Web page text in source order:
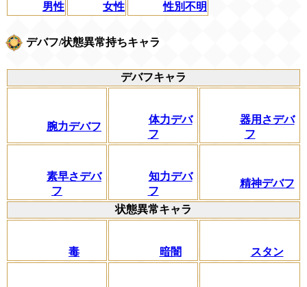
男性 女性 性別不明
デバフ/状態異常持ちキャラ
デバフキャラ
腕力デバフ
体力デバ
フ
器用さデバ
フ
素早さデバ
フ
知力デバ
フ
精神デバフ
状態異常キャラ
毒 暗闇 スタン